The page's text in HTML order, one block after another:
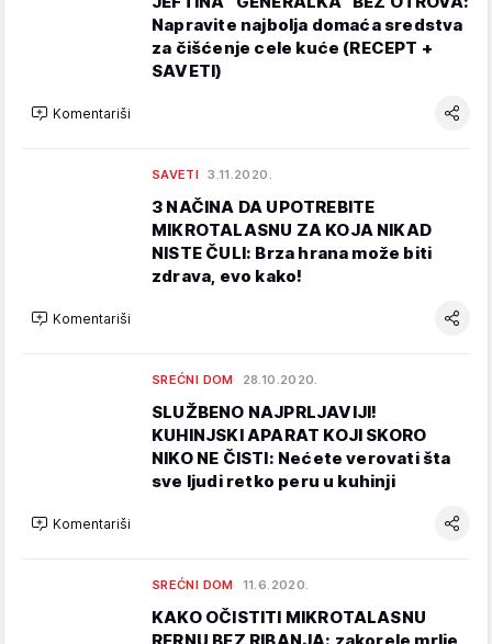
Napravite najbolja domaća sredstva
za čišćenje cele kuće (RECEPT +
SAVETI)
Komentariši
SAVETI 3.11.2020.
3 NAČINA DA UPOTREBITE
MIKROTALASNU ZA KOJA NIKAD
NISTE ČULI: Brza hrana može biti
zdrava, evo kako!
Komentariši
SREĆNI DOM 28.10.2020.
SLUŽBENO NAJPRLJAVIJI!
KUHINJSKI APARAT KOJI SKORO
NIKO NE ČISTI: Nećete verovati šta
sve ljudi retko peru u kuhinji
Komentariši
SREĆNI DOM 11.6.2020.
KAKO OČISTITI MIKROTALASNU